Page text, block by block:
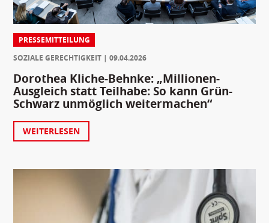
PRESSEMITTEILUNG
SOZIALE GERECHTIGKEIT
09.04.2026
Dorothea Kliche-Behnke: „Millionen-
Ausgleich statt Teilhabe: So kann Grün-
Schwarz unmöglich weitermachen“
WEITERLESEN